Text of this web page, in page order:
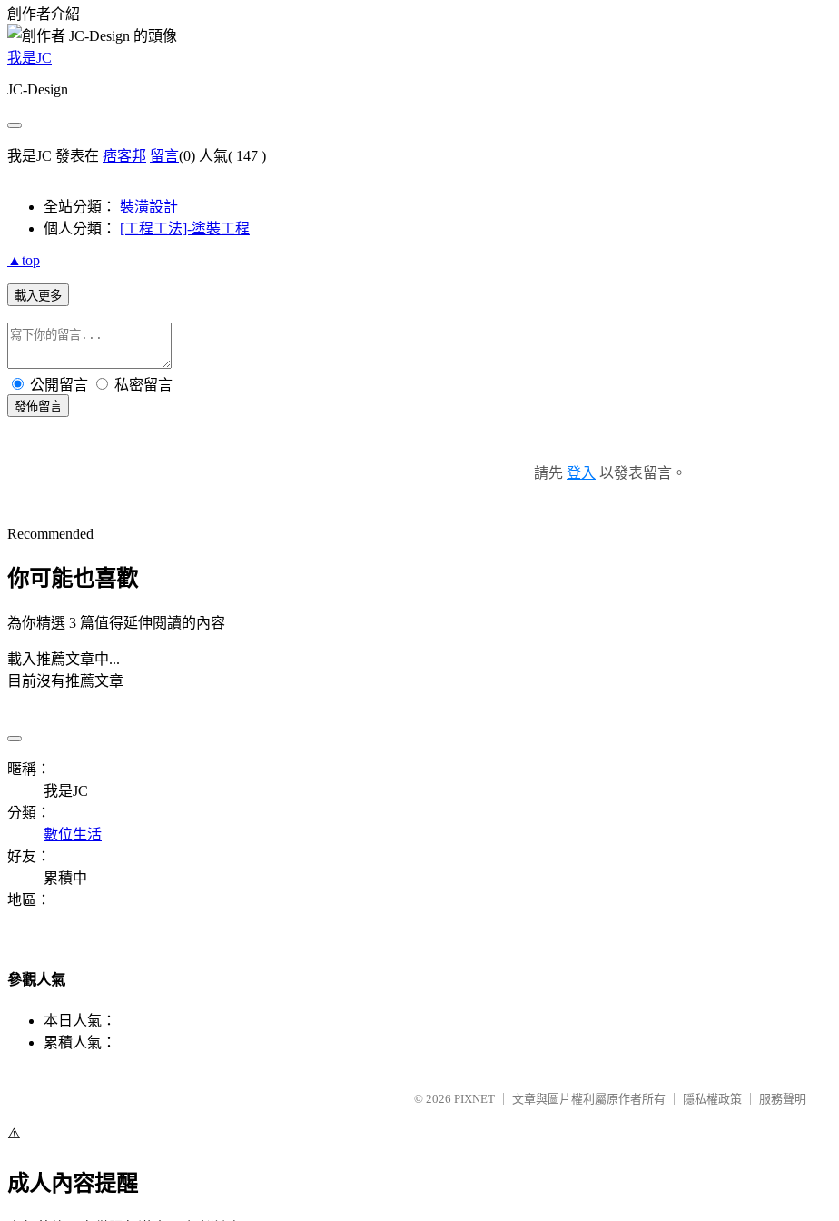
創作者介紹
我是JC
JC-Design
我是JC 發表在 痞客邦 留言(0) 人氣( 147 )
全站分類： 裝潢設計
個人分類： [工程工法]-塗裝工程
▲top
載入更多
公開留言 私密留言
發佈留言
請先 登入 以發表留言。
Recommended
你可能也喜歡
為你精選 3 篇值得延伸閱讀的內容
載入推薦文章中...
目前沒有推薦文章
暱稱：
我是JC
分類：
數位生活
好友：
累積中
地區：
參觀人氣
本日人氣：
累積人氣：
© 2026 PIXNET 文章與圖片權利屬原作者所有 隱私權政策 服務聲明
⚠️
成人內容提醒